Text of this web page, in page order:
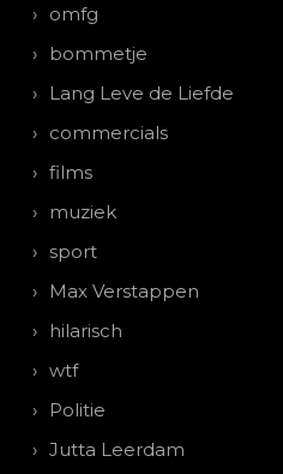
omfg
bommetje
Lang Leve de Liefde
commercials
films
muziek
sport
Max Verstappen
hilarisch
wtf
Politie
Jutta Leerdam